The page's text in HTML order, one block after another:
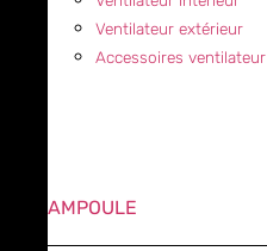
Ventilateur extérieur
Accessoires ventilateur
AMPOULE